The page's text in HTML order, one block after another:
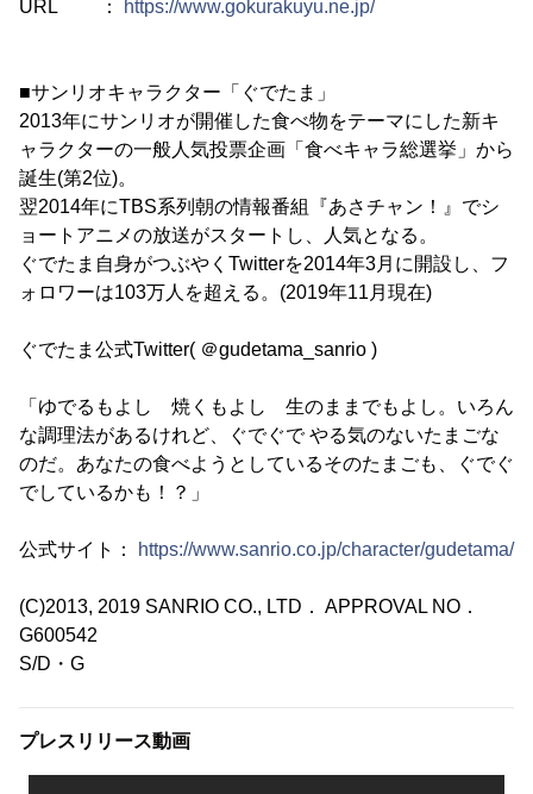
URL ： https://www.gokurakuyu.ne.jp/
■サンリオキャラクター「ぐでたま」
2013年にサンリオが開催した食べ物をテーマにした新キ
ャラクターの一般人気投票企画「食べキャラ総選挙」から
誕生(第2位)。
翌2014年にTBS系列朝の情報番組『あさチャン！』でシ
ョートアニメの放送がスタートし、人気となる。
ぐでたま自身がつぶやくTwitterを2014年3月に開設し、フ
ォロワーは103万人を超える。(2019年11月現在)
ぐでたま公式Twitter( ＠gudetama_sanrio )
「ゆでるもよし 焼くもよし 生のままでもよし。いろん
な調理法があるけれど、ぐでぐで やる気のないたまごな
のだ。あなたの食べようとしているそのたまごも、ぐでぐ
でしているかも！？」
公式サイト： https://www.sanrio.co.jp/character/gudetama/
(C)2013, 2019 SANRIO CO., LTD． APPROVAL NO．
G600542
S/D・G
プレスリリース動画